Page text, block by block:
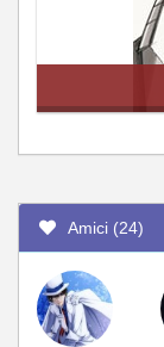
Amici (24)